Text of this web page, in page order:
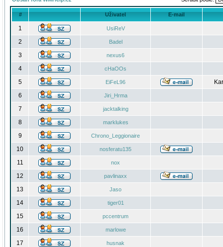
# Uživatel E-mail
1 UsiReV
2 Badel
3 nexus6
4 cHaOOs
5 EiFeL96
6
Jiri_Hrma
7 jacktalking
8 marklukes
9 Chrono_Leggionaire
10 nosferatu135
11 nox
12 pavlinaxx
13 Jaso
14 tiger01
15 pccentrum
16 marlowe
17 husnak